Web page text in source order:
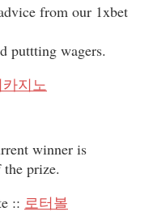
from our 1xbet
puttting wagers.
지노
winner is
prize.
:: 로터볼